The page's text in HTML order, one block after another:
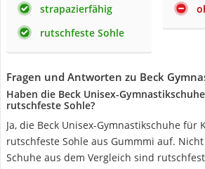
strapazierfähig
rutschfeste Sohle
Fragen und Antworten zu Beck
Haben die Beck Unisex-
rutschfeste Sohle?
Ja, die Beck Unisex-Gymnastikschuhe für
rutschfeste Sohle aus Gummmi auf.
Schuhe aus dem Vergleich sind